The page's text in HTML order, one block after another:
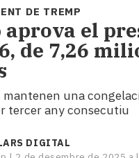
DE TREMP
el
de 7,26
mantenen una
tercer any consecutiu
DIGITAL